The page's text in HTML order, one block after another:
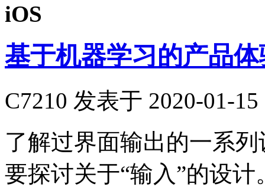
iOS
基于机器学习的产品
C7210 发表于 2020-01-15
了解过界面输出的一系
要探讨关于“输入”的设计